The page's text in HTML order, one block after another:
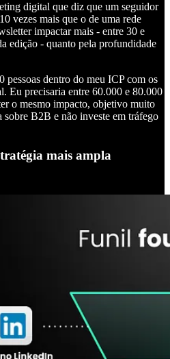
digital que diz que um seguidor
vezes mais que o de uma rede
impactar mais - entre 30 e
edição - quanto pela profundidade
pessoas dentro do meu ICP com os
Eu precisaria entre 60.000 e 80.000
o mesmo impacto, objetivo muito
sobre B2B e não investe em tráfego
mais ampla